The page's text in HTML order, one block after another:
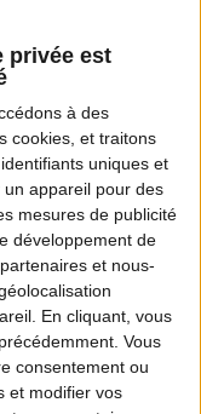
privée est
à des
cookies, et traitons
uniques et
appareil pour des
mesures de publicité
développement de
et nous-
En cliquant, vous
Vous
consentement ou
et modifier vos